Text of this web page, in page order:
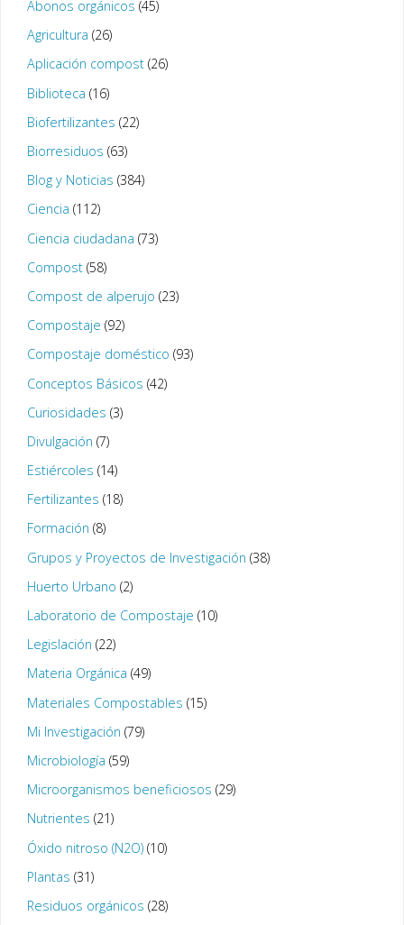
Abonos orgánicos (45)
Agricultura (26)
Aplicación compost(26)
Biblioteca (16)
Biofertilizantes (22)
Biorresiduos (63)
Blog y Noticias (384)
Ciencia (112)
Ciencia ciudadana (73)
Compost(58)
Compost de alperujo (23)
Compostaje (92)
Compostaje doméstico (93)
Conceptos Básicos (42)
Curiosidades (3)
Divulgación (7)
Estiércoles (14)
Fertilizantes (18)
Formación (8)
Grupos y Proyectos de Investigación (38)
Huerto Urbano (2)
Laboratorio de Compostaje (10)
Legislación (22)
Materia Orgánica (49)
Materiales Compostables (15)
Mi Investigación (79)
Microbiología (59)
Microorganismos beneficiosos (29)
Nutrientes (21)
Óxido nitroso (N2O)(10)
Plantas (31)
Residuos orgánicos (28)